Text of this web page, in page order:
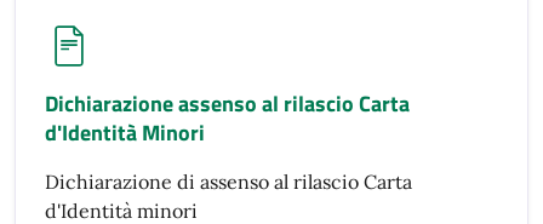
Dichiarazione assenso al rilascio Carta
d'Identità Minori
Dichiarazione di assenso al rilascio Carta
d'Identità minori